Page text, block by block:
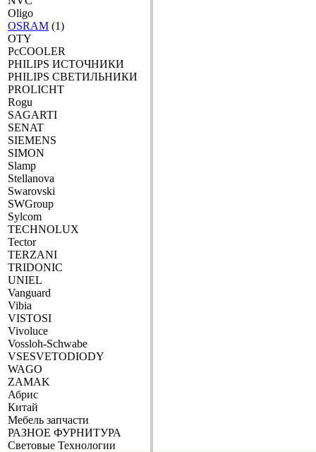
Oligo
OSRAM (1)
OTY
PcCOOLER
PHILIPS ИСТОЧНИКИ
PHILIPS СВЕТИЛЬНИКИ
PROLICHT
Rogu
SAGARTI
SENAT
SIEMENS
SIMON
Slamp
Stellanova
Swarovski
SWGroup
Sylcom
TECHNOLUX
Tector
TERZANI
TRIDONIC
UNIEL
Vanguard
Vibia
VISTOSI
Vivoluce
Vossloh-Schwabe
VSESVETODIODY
WAGO
ZAMAK
Абрис
Китай
Мебель запчасти
РАЗНОЕ ФУРНИТУРА
Световые Технологии